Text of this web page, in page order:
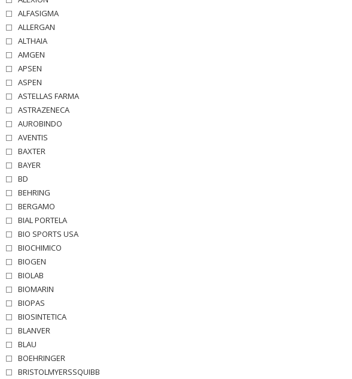
ALFASIGMA
ALLERGAN
ALTHAIA
AMGEN
APSEN
ASPEN
ASTELLAS FARMA
ASTRAZENECA
AUROBINDO
AVENTIS
BAXTER
BAYER
BD
BEHRING
BERGAMO
BIAL PORTELA
BIO SPORTS USA
BIOCHIMICO
BIOGEN
BIOLAB
BIOMARIN
BIOPAS
BIOSINTETICA
BLANVER
BLAU
BOEHRINGER
BRISTOLMYERSSQUIBB